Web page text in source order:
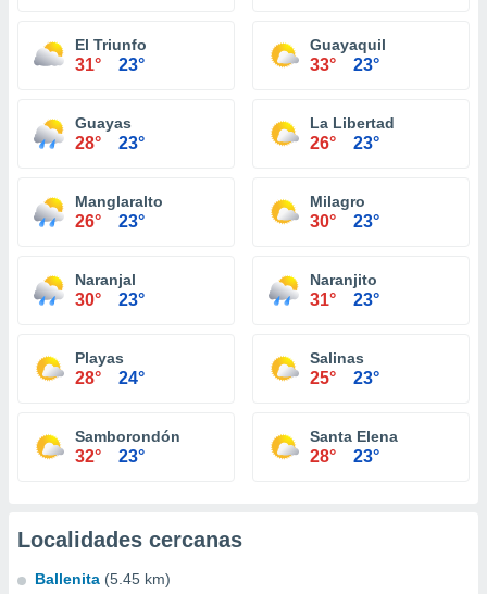
El Triunfo
31° 23°
Guayaquil
33° 23°
Guayas
28° 23°
La Libertad
26° 23°
Manglaralto
26° 23°
Milagro
30° 23°
Naranjal
30° 23°
Naranjito
31° 23°
Playas
28° 24°
Salinas
25° 23°
Samborondón
32° 23°
Santa Elena
28° 23°
Localidades cercanas
Ballenita (5.45 km)